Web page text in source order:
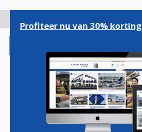
gaan
Magazine Podcasts
Profiteer nu van 30% korting